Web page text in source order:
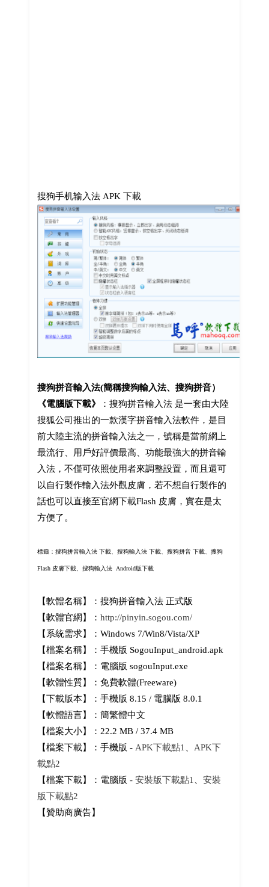
搜狗手机输入法 APK 下載
搜狗拼音輸入法(簡稱搜狗輸入法、搜狗拼音）
《電腦版下載》
：搜狗拼音輸入法 是一套由大陸
搜狐公司推出的一款漢字拼音輸入法軟件，是目
前大陸主流的拼音輸入法之一，號稱是當前網上
最流行、用戶好評價最高、功能最強大的拼音輸
入法，不僅可依照使用者來調整設置，而且還可
以自行製作輸入法外觀皮膚，若不想自行製作的
話也可以直接至官網下載Flash 皮膚，實在是太
方便了。
標籤：搜狗拼音輸入法 下載、搜狗輸入法 下載、搜狗拼音 下載、搜狗
Flash 皮膚下載、搜狗輸入法 Android版下載
【軟體名稱】：搜狗拼音輸入法 正式版
【軟體官網】： http://pinyin.sogou.com/
【系統需求】：Windows 7/Win8/Vista/XP
【檔案名稱】：手機版 SogouInput_android.apk
【檔案名稱】：電腦版 sogouInput.exe
【軟體性質】：免費軟體(Freeware)
【下載版本】：手機版 8.15 / 電腦版 8.0.1
【軟體語言】：簡繁體中文
【檔案大小】：22.2 MB / 37.4 MB
【檔案下載】：手機版 - APK下載點1、 APK下
載點2
【檔案下載】：電腦版 - 安裝版下載點1、 安裝
版下載點2
【贊助商廣告】